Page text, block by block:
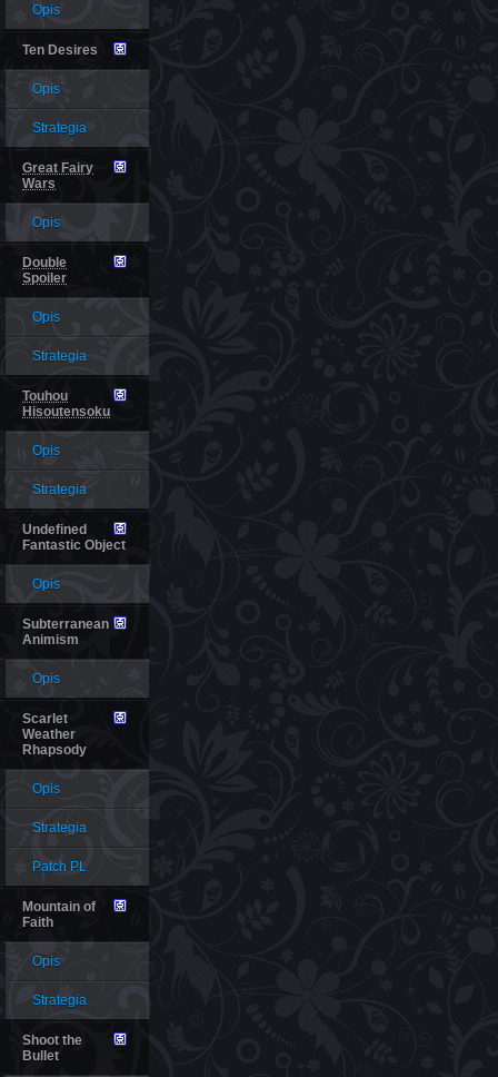
Opis
Ten Desires
Opis
Strategia
Great Fairy
Wars
Opis
Double
Spoiler
Opis
Strategia
Touhou
Hisoutensoku
Opis
Strategia
Undefined
Fantastic Object
Opis
Subterranean
Animism
Opis
Scarlet
Weather
Rhapsody
Opis
Strategia
Patch PL
Mountain of
Faith
Opis
Strategia
Shoot the
Bullet